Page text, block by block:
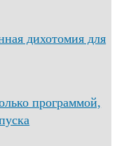
дихотомия для
программой,